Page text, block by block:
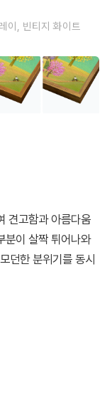
이, 빈티지 화이트
견고함과 아름다움
분이 살짝 튀어나와
던한 분위기를 동시